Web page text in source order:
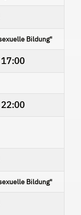
Bildung"
17:00
22:00
Bildung"